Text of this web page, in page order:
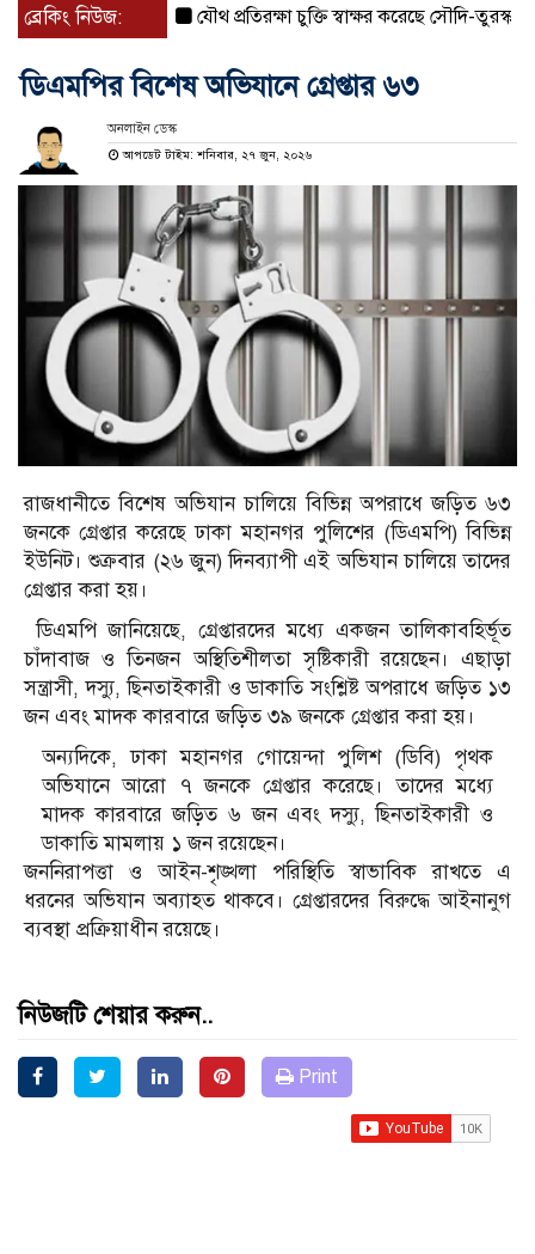
ব্রেকিং নিউজ: যৌথ প্রতিরক্ষা চুক্তি স্বাক্ষর করেছে সৌদি-তুরস্ক-
ডিএমপির বিশেষ অভিযানে গ্রেপ্তার ৬৩
অনলাইন ডেস্ক
আপডেট টাইম: শনিবার, ২৭ জুন, ২০২৬
রাজধানীতে বিশেষ অভিযান চালিয়ে বিভিন্ন অপরাধে জড়িত ৬৩
জনকে গ্রেপ্তার করেছে ঢাকা মহানগর পুলিশের (ডিএমপি) বিভিন্ন
ইউনিট। শুক্রবার (২৬ জুন) দিনব্যাপী এই অভিযান চালিয়ে তাদের
গ্রেপ্তার করা হয়।
ডিএমপি জানিয়েছে, গ্রেপ্তারদের মধ্যে একজন তালিকাবহির্ভূত
চাঁদাবাজ ও তিনজন অস্থিতিশীলতা সৃষ্টিকারী রয়েছেন। এছাড়া
সন্ত্রাসী, দস্যু, ছিনতাইকারী ও ডাকাতি সংশ্লিষ্ট অপরাধে জড়িত ১৩
জন এবং মাদক কারবারে জড়িত ৩৯ জনকে গ্রেপ্তার করা হয়।
অন্যদিকে, ঢাকা মহানগর গোয়েন্দা পুলিশ (ডিবি) পৃথক
অভিযানে আরো ৭ জনকে গ্রেপ্তার করেছে। তাদের মধ্যে
মাদক কারবারে জড়িত ৬ জন এবং দস্যু, ছিনতাইকারী ও
ডাকাতি মামলায় ১ জন রয়েছেন।
জননিরাপত্তা ও আইন-শৃঙ্খলা পরিস্থিতি স্বাভাবিক রাখতে এ
ধরনের অভিযান অব্যাহত থাকবে। গ্রেপ্তারদের বিরুদ্ধে আইনানুগ
ব্যবস্থা প্রক্রিয়াধীন রয়েছে।
নিউজটি শেয়ার করুন..
Print